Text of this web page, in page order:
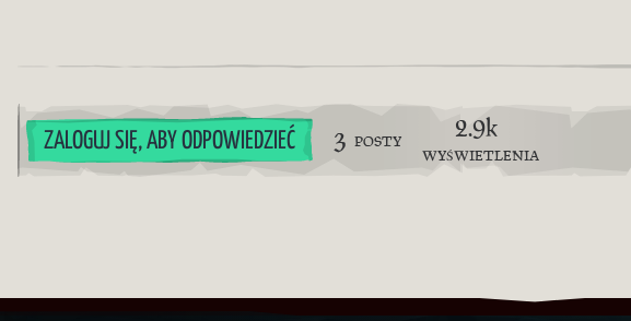
ZALOGUJ SIĘ, ABY ODPOWIEDZIEĆ 3 POSTY 2.9k
WYŚWIETLENIA